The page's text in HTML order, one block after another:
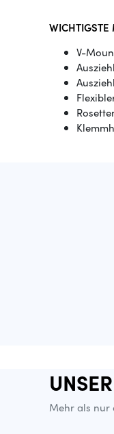
WICHTIGSTE
V-
Mehr als nur